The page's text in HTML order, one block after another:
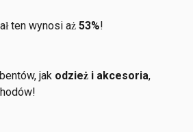
ten wynosi aż 53%!
jak odzież i akcesoria,